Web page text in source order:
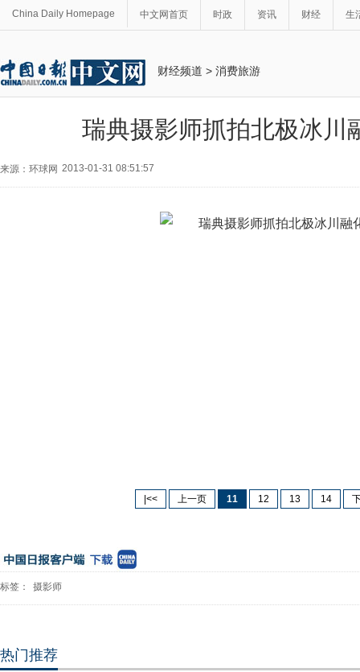
China Daily Homepage 中文网首页 时政 资讯 财经 生
财经频道 > 消费旅游
瑞典摄影师抓拍北极冰川
来源：环球网 2013-01-31 08:51:57
|<< 上一页 11 12 13 14
标签： 摄影师
热门推荐